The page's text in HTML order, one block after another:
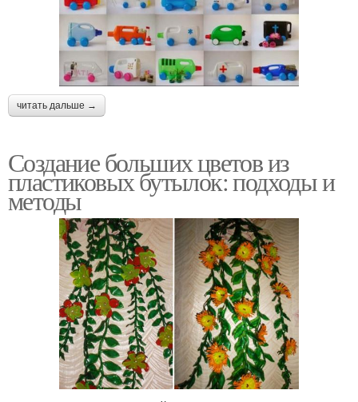
читать дальше →
Создание больших цветов из
пластиковых бутылок: подходы и
методы